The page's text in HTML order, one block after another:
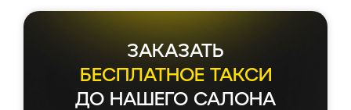
ЗАКАЗАТЬ
БЕСПЛАТНОЕ ТАКСИ
ДО НАШЕГО САЛОНА